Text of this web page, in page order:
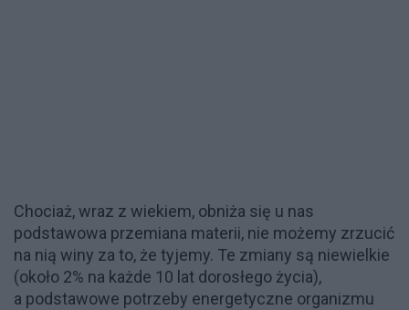
Chociaż, wraz z wiekiem, obniża się u nas
podstawowa przemiana materii, nie możemy zrzucić
na nią winy za to, że tyjemy. Te zmiany są niewielkie
(około 2% na każde 10 lat dorosłego życia),
a podstawowe potrzeby energetyczne organizmu